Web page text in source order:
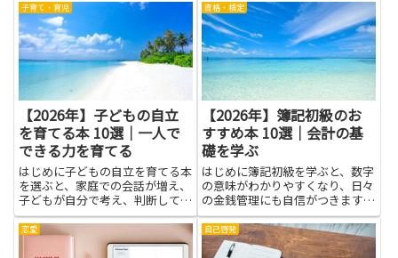
に測ることで、どの施策が効果的
か、どこに課題があるかを早めに
見つけられます。目標達成を管理
するための基本を理解すれば、
優...
考えると頭がいっぱいになり、結
局何もしないまま時間が過ぎるこ
ともあります。本記事で紹介する
本は、緊張を和らげる考え方や
具...
子育て・育児
【2026年】子どもの自立
を育てる本 10選｜一人で
できる力を育てる
はじめに子どもの自立を育てる本
を選ぶと、家庭での会話が増え、
子どもが自分で考え、判断して行
動する力を育てるきっかけになり
ます。本を通じて、毎日の小さな
選択やお手伝いの習慣づくり、失
資格・検定
【2026年】簿記初級のお
すすめ本 10選｜会計の基
礎を学ぶ
はじめに簿記初級を学ぶと、数字
の意味がわかりやすくなり、日々
の金銭管理にも自信がつきます。
会計の基礎を学ぶことは、帳簿づ
けのしくみを理解する第一歩で
す。取引の流れを順序だてて整理
恋愛 自己啓発